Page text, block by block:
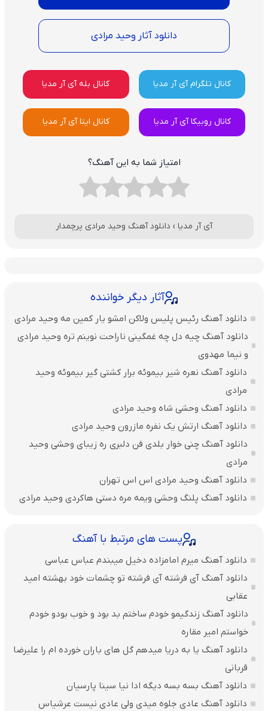
دانلود آثار وحید مرادی
کانال تلگرام آی آر مدیا کانال بله آی آر مدیا
کانال روبیکا آی آر مدیا کانال ایتا آی آر مدیا
امتیاز شما به این آهنگ؟
آی آر مدیا › دانلود آهنگ وحید مرادی پرچمدار
آثار دیگر خواننده
دانلود آهنگ رئیس پلیس ولاکن امشو یار کمین مه وحید مرادی
دانلود آهنگ چیه دل چه غمگینی ناراحت نوینم تره وحید مرادی
و نیما مهدوی
دانلود آهنگ نعره شیر بیموئه برار کشتی گیر بیموئه وحید
مرادی
دانلود آهنگ وحشی شاه وحید مرادی
دانلود آهنگ ارتش یک نفره مازرون وحید مرادی
دانلود آهنگ چنی خوار بلدی فن دلبری ره زیبای وحشی وحید
مرادی
دانلود آهنگ وحید مرادی اس اس تهران
دانلود آهنگ پلنگ وحشی ویمه مره دستی هاکردی وحید مرادی
پست های مرتبط با آهنگ
دانلود آهنگ میرم امامزاده دخیل میبندم عباس عباسی
دانلود آهنگ آی فرشته آی فرشته تو چشمات خود بهشته امید
عقابی
دانلود آهنگ زندگیمو خودم ساختم بد بود و خوب بودو خودم
خواستم امیر مقاره
دانلود آهنگ یا به دریا میدهم گل های باران‌ خورده ام را علیرضا
قربانی
دانلود آهنگ بسه بسه دیگه ادا نیا سینا پارسیان
دانلود آهنگ عادی جلوه میدی ولی عادی نیست عرشیاس